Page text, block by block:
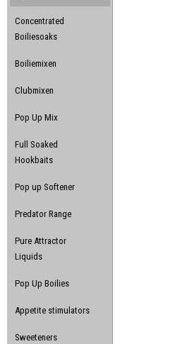
Concentrated
Boiliesoaks
Boiliemixen
Clubmixen
Pop Up Mix
Full Soaked
Hookbaits
Pop up Softener
Predator Range
Pure Attractor
Liquids
Pop Up Boilies
Appetite stimulators
Sweeteners